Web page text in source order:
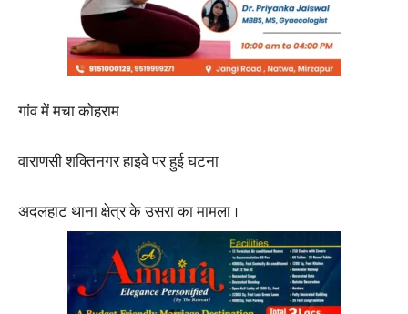
गांव में मचा कोहराम
वाराणसी शक्तिनगर हाइवे पर हुई घटना
अदलहाट थाना क्षेत्र के उसरा का मामला ।